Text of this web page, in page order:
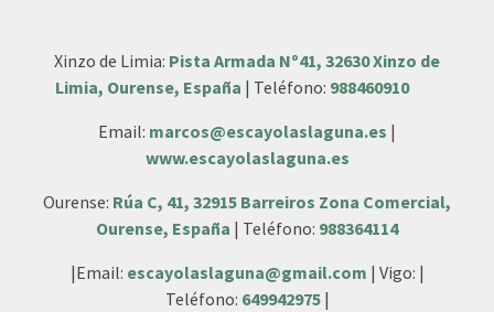
Xinzo de Limia: Pista Armada Nº41, 32630 Xinzo de
Limia, Ourense, España | Teléfono: 988460910
Email: marcos@escayolaslaguna.es |
www.escayolaslaguna.es
Ourense: Rúa C, 41, 32915 Barreiros Zona Comercial,
Ourense, España | Teléfono: 988364114
|Email: escayolaslaguna@gmail.com | Vigo: |
Teléfono: 649942975|